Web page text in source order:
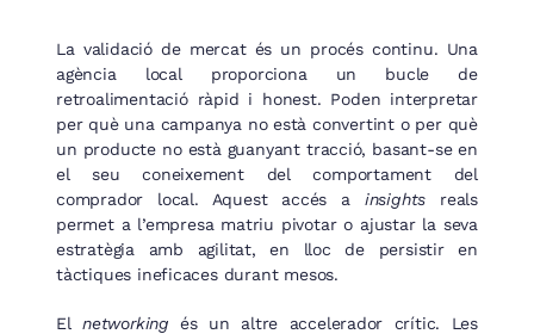
La validació de mercat és un procés continu. Una
agència local proporciona un bucle de
retroalimentació ràpid i honest. Poden interpretar
per què una campanya no està convertint o per què
un producte no està guanyant tracció, basant-se en
el seu coneixement del comportament del
comprador local. Aquest accés a insights reals
permet a l’empresa matriu pivotar o ajustar la seva
estratègia amb agilitat, en lloc de persistir en
tàctiques ineficaces durant mesos.
Elnetworking és un altre accelerador crític. Les